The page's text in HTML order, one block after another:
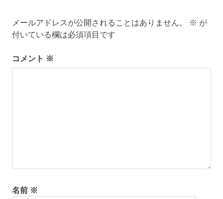
話
ら
ゲ
ー
シ
メールアドレスが公開されることはありません。 ※ が
付いている欄は必須項目です
コメント ※
名前 ※